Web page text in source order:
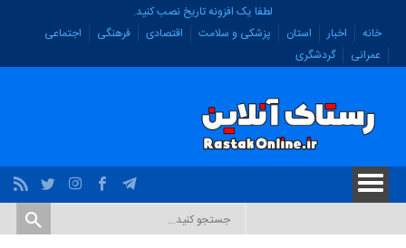
لطفا یک افزونه تاریخ نصب کنید.
خانه
اخبار استان پزشکی و سلامت اقتصادی فرهنگی
اجتماعی
عمرانی
گردشگری